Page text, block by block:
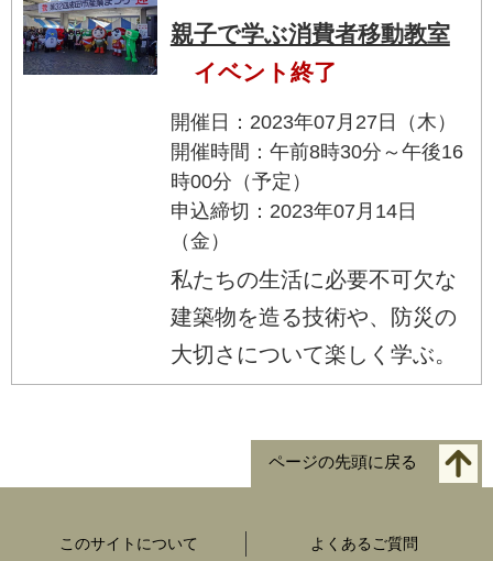
親子で学ぶ消費者移動教室
イベント終了
開催日：2023年07月27日（木）
開催時間：午前8時30分～午後16
時00分（予定）
申込締切：2023年07月14日
（金）
私たちの生活に必要不可欠な
建築物を造る技術や、防災の
大切さについて楽しく学ぶ。
ページの先頭に戻る
このサイトについて よくあるご質問